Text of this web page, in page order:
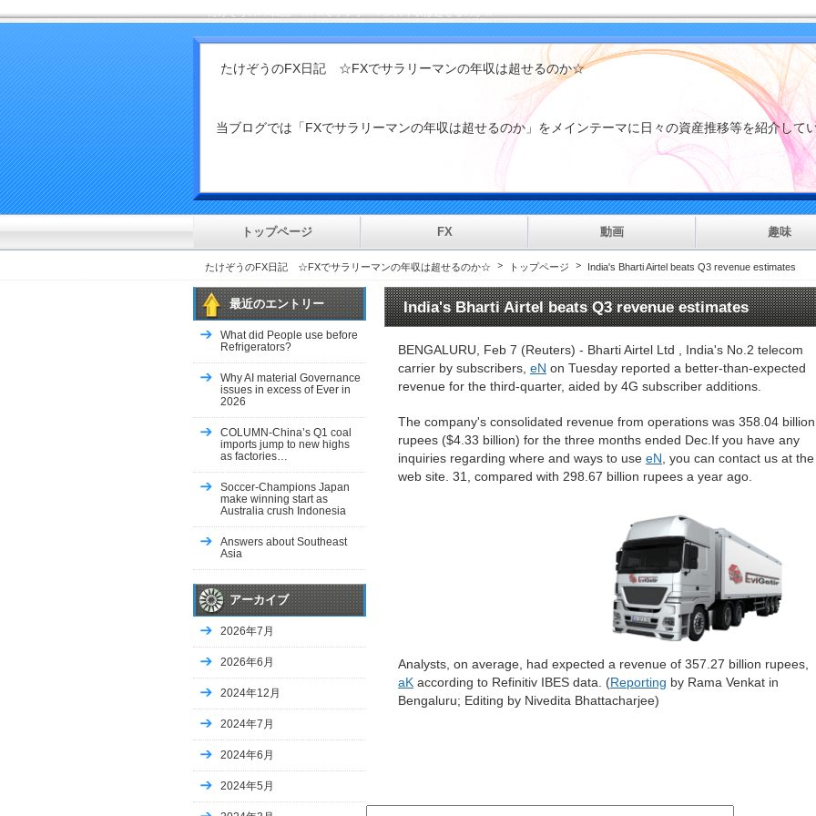
たけぞうのFX日記 ☆FXでサラリーマンの年収は超せるのか☆ トップページ India's Bharti Airtel beats Q3 revenue estimates
最近のエントリー
What did People use before
Refrigerators?
Why AI material Governance
issues in excess of Ever in
2026
COLUMN-China’s Q1 coal
imports jump to new highs
as factories…
Soccer-Champions Japan
make winning start as
Australia crush Indonesia
Answers about Southeast
Asia
アーカイブ
2026年7月
2026年6月
2024年12月
2024年7月
2024年6月
2024年5月
India's Bharti Airtel beats Q3 revenue estimates
BENGALURU, Feb 7 (Reuters) - Bharti Airtel Ltd , India's No.2 telecom
carrier by subscribers, eN on Tuesday reported a better-than-expected
revenue for the third-quarter, aided by 4G subscriber additions.
The company's consolidated revenue from operations was 358.04 billion
rupees ($4.33 billion) for the three months ended Dec.If you have any
inquiries regarding where and ways to use eN , you can contact us at the
web site. 31, compared with 298.67 billion rupees a year ago.
Analysts, on average, had expected a revenue of 357.27 billion rupees,
aK according to Refinitiv IBES data. (Reporting by Rama Venkat in
Bengaluru; Editing by Nivedita Bhattacharjee)
カテゴリー 一覧
トップページ
other
anonymous
general
SocietyMarriage
https://xn--srb4d-nsa8i.lol/
Adults
Business
Home & Family, Hobbies
Travel & Leisure, Destinations
Home & Family, Home Improvement
Home & Family, Landscaping
Uncategorized
Home & Family, Parenting
moving company
Vehicles, Cars
Home & Family, Holidays
Uncategorized
Business, Customer Service
Uncategorized
Uncategorized
Uncategorized
Uncategorized
Uncategorized
Uncategorized
Uncategorized
Uncategorized
Uncategorized
Uncategorized
Uncategorized
Uncategorized
Uncategorized
Uncategorized
Uncategorized
アーカイブ
2026年7月(1)
2026年6月(1)
2024年12月 (7)
2024年7月(1)
2024年6月
2024年5月
2024年2月(1)
2023年11月(1)
2023年9月(163)
2023年8月(6)
2023年7月(85)
2023年6月(487)
2023年5月(119)
2023年4月(109)
2022年10月 (36)
2022年9月(90)
2022年7月(2)
2022年6月(4)
2022年4月(19)
2021年7月(1)
2014年1月
2013年7月
2013年6月
コンテンツ
たけぞうのFX日記 ☆FXでサラリーマンの年収は超せるのか☆
当ブログでは「FXでサラリーマンの年収は超せるのか」をメインテーマに日々の資産推移等を紹
トップページ FX 動画 趣味